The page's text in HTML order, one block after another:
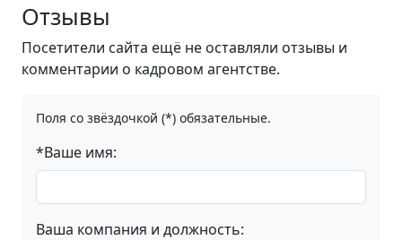
Отзывы
Посетители сайта ещё не оставляли отзывы и
комментарии о кадровом агентстве.
Поля со звёздочкой (*) обязательные.
*Ваше имя:
Ваша компания и должность: